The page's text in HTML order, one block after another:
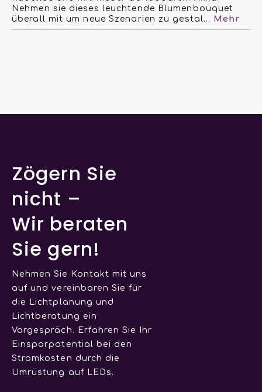
Nehmen sie dieses leuchtende Blumenbouquet
überall mit um neue Szenarien zu gestal…
Mehr
Zögern Sie
nicht –
Wir beraten
Sie gern!
Nehmen Sie Kontakt mit uns
auf und vereinbaren Sie für
die Lichtplanung und
Lichtberatung ein
Vorgespräch. Erfahren Sie Ihr
Einsparpotential bei den
Stromkosten durch die
Umrüstung auf LEDs.